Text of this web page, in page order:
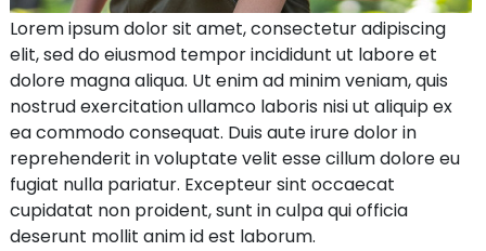
Lorem ipsum dolor sit amet, consectetur adipiscing
elit, sed do eiusmod tempor incididunt ut labore et
dolore magna aliqua. Ut enim ad minim veniam, quis
nostrud exercitation ullamco laboris nisi ut aliquip ex
ea commodo consequat. Duis aute irure dolor in
reprehenderit in voluptate velit esse cillum dolore eu
fugiat nulla pariatur. Excepteur sint occaecat
cupidatat non proident, sunt in culpa qui officia
deserunt mollit anim id est laborum.